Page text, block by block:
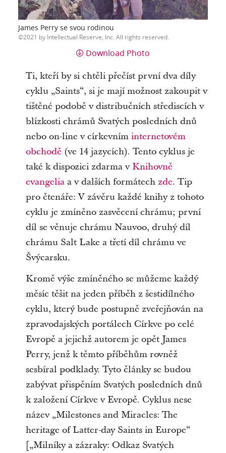
James Perry se svou rodinou
2021 by Intellectual Reserve, Inc. All rights reserved.
Download Photo
Ti, kteří by si chtěli přečíst první dva díly
cyklu „Saints“, si je mají možnost zakoupit v
tištěné podobě v distribučních střediscích v
blízkosti chrámů Svatých posledních dnů
nebo on-line v církevním internetovém
obchodě (ve 14 jazycích). Tento cyklus je
také k dispozici zdarma v Knihovně
evangeliaa v dalších formátech zde. Tip
pro čtenáře: V závěru každé knihy z tohoto
cyklu je zmíněno zasvěcení chrámu; první
díl se věnuje chrámu Nauvoo, druhý díl
chrámu Salt Lake a třetí díl chrámu ve
Švýcarsku.
Kromě výše zmíněného se můžeme každý
měsíc těšit na jeden příběh z šestidílného
cyklu, který bude postupně zveřejňován na
zpravodajských portálech Církve po celé
Evropě a jejichž autorem je opět James
Perry, jenž k těmto příběhům rovněž
sesbíral podklady. Tyto články se budou
zabývat přispěním Svatých posledních dnů
k založení Církve v Evropě. Cyklus nese
název „Milestones and Miracles: The
heritage of Latter-day Saints in Europe“
[„Milníky a zázraky: Odkaz Svatých